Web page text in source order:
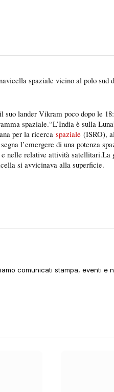
spaziale vicino al polo sud
suo lander Vikram poco dopo le
spaziale.“L’India è sulla
per la ricerca spaziale (ISRO),
l’emergere di una potenza
nelle relative attività satellitari.La
si avvicinava alla superficie.
comunicati stampa, eventi e